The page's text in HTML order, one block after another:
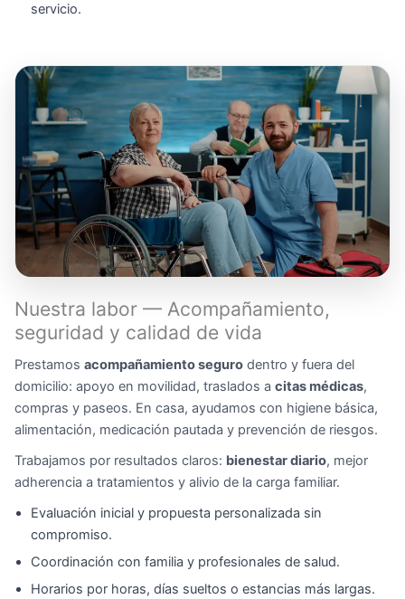
servicio.
Nuestra labor — Acompañamiento,
seguridad y calidad de vida
Prestamos acompañamiento seguro dentro y fuera del
domicilio: apoyo en movilidad, traslados a citas médicas,
compras y paseos. En casa, ayudamos con higiene básica,
alimentación, medicación pautada y prevención de riesgos.
Trabajamos por resultados claros: bienestar diario, mejor
adherencia a tratamientos y alivio de la carga familiar.
Evaluación inicial y propuesta personalizada sin
compromiso.
Coordinación con familia y profesionales de salud.
Horarios por horas, días sueltos o estancias más largas.